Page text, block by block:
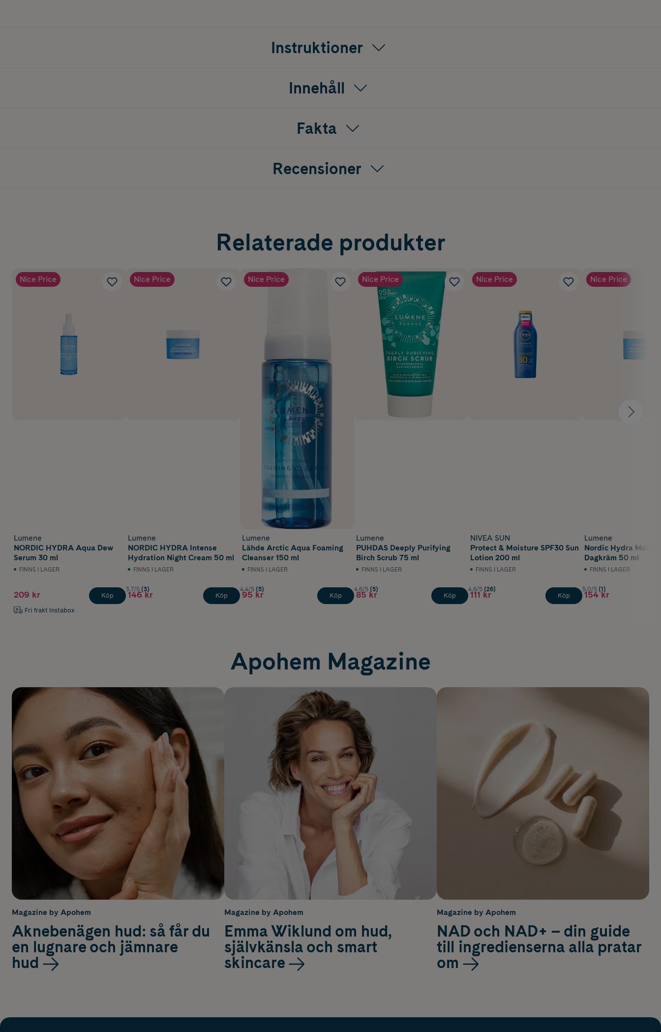
Instruktioner
Innehåll
Fakta
Recensioner
Relaterade produkter
Nice Price
Lumene
NORDIC HYDRA Aqua Dew
Serum 30 ml
FINNS I LAGER
209 kr
Fri frakt Instabox
Köp
Nice Price
Lumene
NORDIC HYDRA Intense
Hydration Night Cream 50 ml
FINNS I LAGER
3.7/5 (3)
146 kr Köp
Nice Price
Lumene
Lähde Arctic Aqua Foaming
Cleanser 150 ml
FINNS I LAGER
4.4/5 (5)
95 kr Köp
Nice Price
Lumene
PUHDAS Deeply Purifying
Birch Scrub 75 ml
FINNS I LAGER
4.6/5 (5)
85 kr Köp
Nice Price
NIVEA SUN
Protect & Moisture SPF30 Sun
Lotion 200 ml
FINNS I LAGER
4.6/5 (26)
111 kr Köp
Nice Price
Lumene
Nordic Hydra
Dagkräm 50 ml
FINNS I LAGER
5.0/5 (1)
154 kr
Apohem Magazine
Magazine by Apohem
Aknebenägen hud: så får du
en lugnare och jämnare
hud
Magazine by Apohem
Emma Wiklund om hud,
självkänsla och smart
skincare
Magazine by Apohem
NAD och NAD+ – din guide
till ingredienserna alla pratar
om